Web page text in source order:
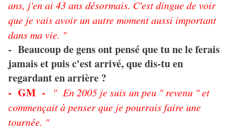
ans, j'en ai 43 ans désormais. C'est dingue de voir
que je vais avoir un autre moment aussi important
dans ma vie. "
- Beaucoup de gens ont pensé que tu ne le ferais
jamais et puis c'est arrivé, que dis-tu en
regardant en arrière ?
- GM -
" En 2005 je suis un peu " revenu " et
commençait à penser que je pourrais faire une
tournée. "